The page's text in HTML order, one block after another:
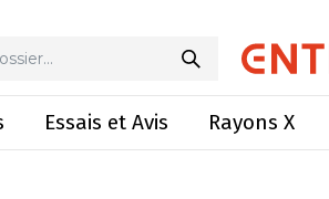
Essais et Avis Rayons X